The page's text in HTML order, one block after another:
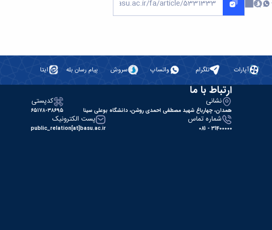
آپارات تلگرام واتساپ سروش پیام رسان بله ایتا
ارتباط با ما
نشانی
همدان، چهارباغ شهید مصطفی احمدی روشن، دانشگاه بوعلی سینا
کدپستی
۶۵۱۷۸-۳۸۶۹۵
شماره تماس
31400000 - 081
پست الکترونیک
public_relation[at]basu.ac.ir